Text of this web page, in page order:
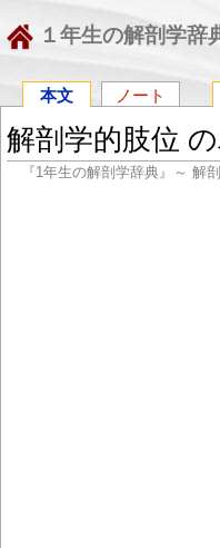
１年生の解剖学辞
本文 ノート
解剖学的肢位
『1年生の解剖学辞典』～ 解